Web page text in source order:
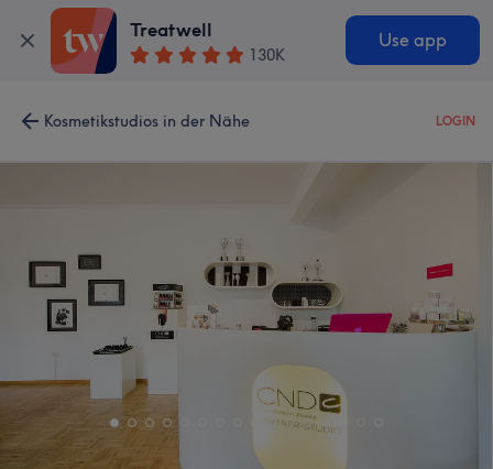
Treatwell
130K
Use app
Kosmetikstudios in der Nähe LOGIN